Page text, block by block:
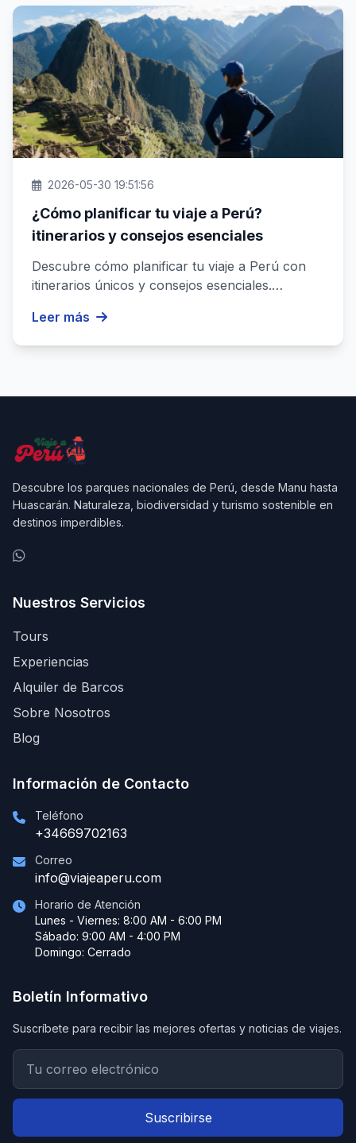
2026-05-30 19:51:56
¿Cómo planificar tu viaje a Perú?
itinerarios y consejos esenciales
Descubre cómo planificar tu viaje a Perú con
itinerarios únicos y consejos esenciales.
Leer más
Descubre los parques nacionales de Perú, desde Manu hasta
Huascarán. Naturaleza, biodiversidad y turismo sostenible en
destinos imperdibles.
Nuestros Servicios
Tours
Experiencias
Alquiler de Barcos
Sobre Nosotros
Blog
Información de Contacto
Teléfono
+34669702163
Correo
info@viajeaperu.com
Horario de Atención
Lunes - Viernes: 8:00 AM - 6:00 PM
Sábado: 9:00 AM - 4:00 PM
Domingo: Cerrado
Boletín Informativo
Suscríbete para recibir las mejores ofertas y noticias de viajes.
Suscribirse